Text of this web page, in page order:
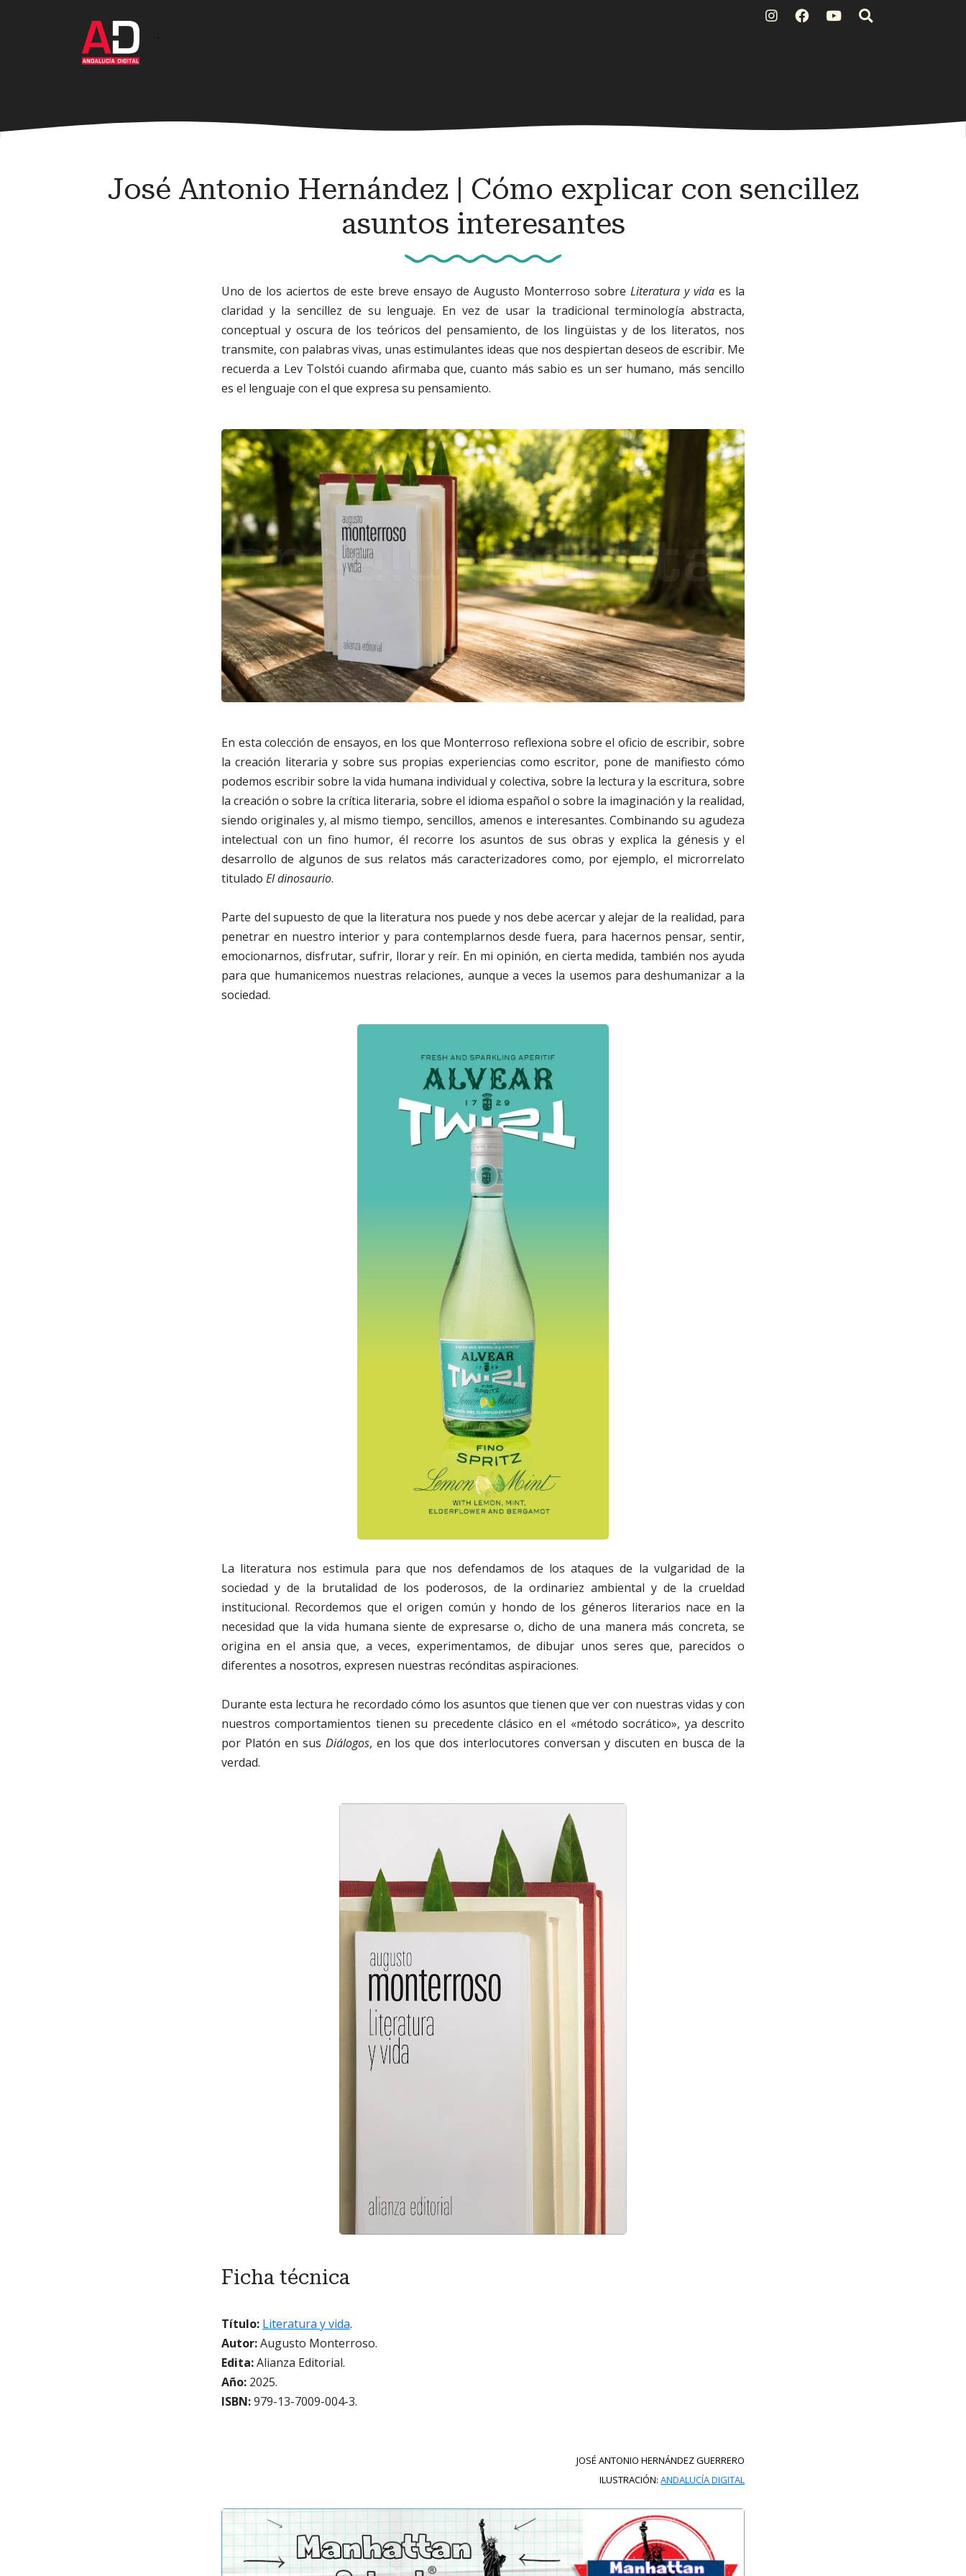
José Antonio Hernández | Cómo explicar con sencillez
asuntos interesantes
Uno de los aciertos de este breve ensayo de Augusto Monterroso sobre Literatura y vida es la
claridad y la sencillez de su lenguaje. En vez de usar la tradicional terminología abstracta,
conceptual y oscura de los teóricos del pensamiento, de los lingüistas y de los literatos, nos
transmite, con palabras vivas, unas estimulantes ideas que nos despiertan deseos de escribir. Me
recuerda a Lev Tolstói cuando afirmaba que, cuanto más sabio es un ser humano, más sencillo
es el lenguaje con el que expresa su pensamiento.
En esta colección de ensayos, en los que Monterroso reflexiona sobre el oficio de escribir, sobre
la creación literaria y sobre sus propias experiencias como escritor, pone de manifiesto cómo
podemos escribir sobre la vida humana individual y colectiva, sobre la lectura y la escritura, sobre
la creación o sobre la crítica literaria, sobre el idioma español o sobre la imaginación y la realidad,
siendo originales y, al mismo tiempo, sencillos, amenos e interesantes. Combinando su agudeza
intelectual con un fino humor, él recorre los asuntos de sus obras y explica la génesis y el
desarrollo de algunos de sus relatos más caracterizadores como, por ejemplo, el microrrelato
titulado El dinosaurio.
Parte del supuesto de que la literatura nos puede y nos debe acercar y alejar de la realidad, para
penetrar en nuestro interior y para contemplarnos desde fuera, para hacernos pensar, sentir,
emocionarnos, disfrutar, sufrir, llorar y reír. En mi opinión, en cierta medida, también nos ayuda
para que humanicemos nuestras relaciones, aunque a veces la usemos para deshumanizar a la
sociedad.
La literatura nos estimula para que nos defendamos de los ataques de la vulgaridad de la
sociedad y de la brutalidad de los poderosos, de la ordinariez ambiental y de la crueldad
institucional. Recordemos que el origen común y hondo de los géneros literarios nace en la
necesidad que la vida humana siente de expresarse o, dicho de una manera más concreta, se
origina en el ansia que, a veces, experimentamos, de dibujar unos seres que, parecidos o
diferentes a nosotros, expresen nuestras recónditas aspiraciones.
Durante esta lectura he recordado cómo los asuntos que tienen que ver con nuestras vidas y con
nuestros comportamientos tienen su precedente clásico en el «método socrático», ya descrito
por Platón en sus Diálogos, en los que dos interlocutores conversan y discuten en busca de la
verdad.
Ficha técnica
Título: Literatura y vida.
Autor:Augusto Monterroso.
Edita:Alianza Editorial.
Año: 2025.
ISBN:979-13-7009-004-3.
JOSÉ ANTONIO HERNÁNDEZ GUERRERO
ILUSTRACIÓN: ANDALUCÍA DIGITAL